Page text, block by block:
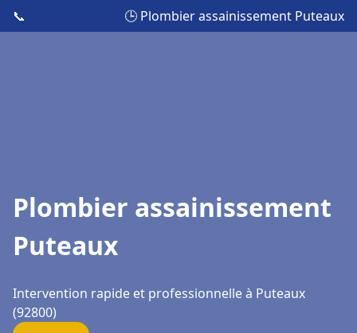
📞 🕒 Plombier assainissement Puteaux
Plombier assainissement
Puteaux
Intervention rapide et professionnelle à Puteaux
(92800)